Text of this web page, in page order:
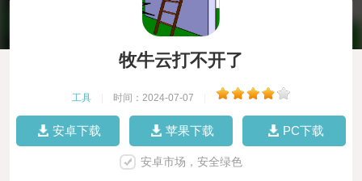
牧牛云打不开了
工具 时间：2024-07-07
安卓下载 苹果下载 PC下载
安卓市场，安全绿色